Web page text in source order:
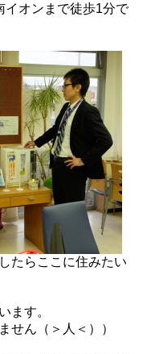
イオンまで徒歩1分で
たらここに住みたい
ます。
せん（＞人＜））